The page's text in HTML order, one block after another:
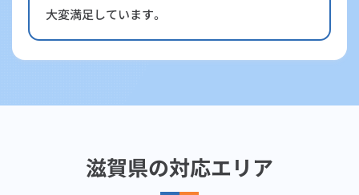
大変満足しています。
滋賀県の対応エリア